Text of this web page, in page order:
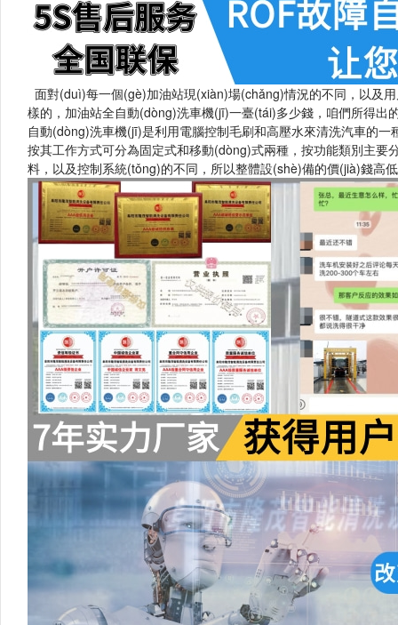
面對(duì)每一個(gè)加油站現(xiàn)場(chǎng)情況的不同，以及用
樣的，加油站全自動(dòng)洗車機(jī)一臺(tái)多少錢，咱們所得出
自動(dòng)洗車機(jī)是利用電腦控制毛刷和高壓水來清洗汽車的一種機
按其工作方式可分為固定式和移動(dòng)式兩種，按功能類別
料，以及控制系統(tǒng)的不同，所以整體設(shè)備的價(jià)錢